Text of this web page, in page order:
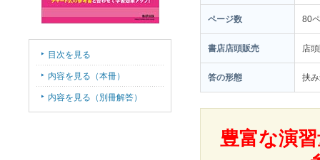
ページ数 80
書店店頭販売 店
答の形態 挟
豊富な演
目次を見る
内容を見る（本冊）
内容を見る（別冊解答）